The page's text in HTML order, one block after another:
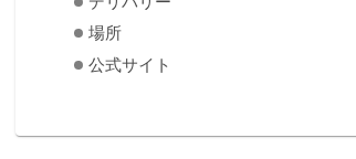
場所
公式サイト